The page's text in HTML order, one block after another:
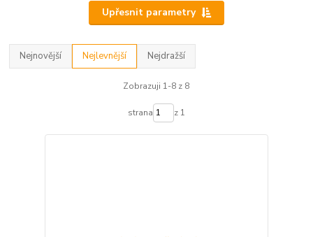
Upřesnit parametry
Nejnovější Nejlevnější Nejdražší
Zobrazuji 1-8 z 8
strana z 1